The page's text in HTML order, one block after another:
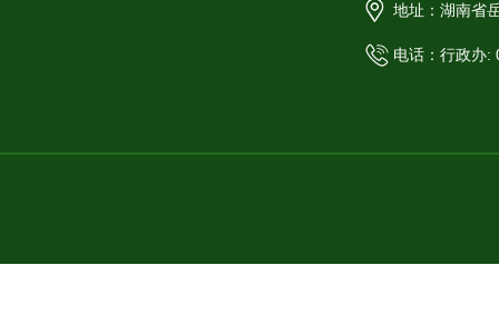
地址：湖南省
电话：行政办